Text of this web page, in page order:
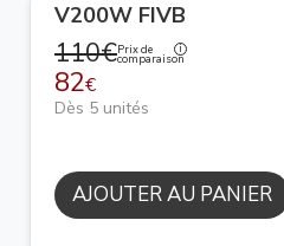
V200W FIVB
110€Prix de
comparaison
82€
Dès 5 unités
AJOUTER AU PANIER